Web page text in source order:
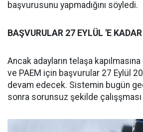
başvurusunu yapmadığını söyledi.
BAŞVURULAR 27 EYLÜL 'E KADAR
Ancak adayların telaşa
ve PAEM için başvurular 27 Eylül
devam edecek. Sistemin bugün
sonra sorunsuz şekilde